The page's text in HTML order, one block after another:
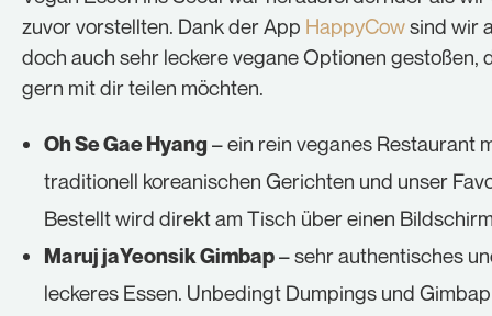
zuvor vorstellten. Dank der App HappyCowsind wir
doch auch sehr leckere vegane Optionen gestoßen,
gern mit dir teilen möchten.
Oh Se Gae Hyang– ein rein veganes Restaurant
traditionell koreanischen Gerichten und unser
Bestellt wird direkt am Tisch über einen
Maruj jaYeonsik Gimbap– sehr authentisches
leckeres Essen. Unbedingt Dumpings und Gimbap